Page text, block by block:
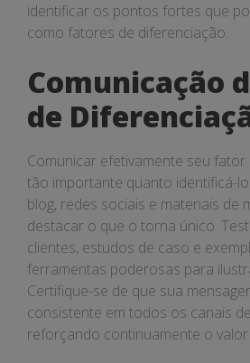
identificar os pontos fortes que
como fatores de diferenciação.
Comunicação
de
Comunicar efetivamente seu
tão importante quanto identificá-
blog, redes sociais e materiais de
destacar o que o torna único.
clientes, estudos de caso e
ferramentas poderosas para
Certifique-se de que sua
consistente em todos os canais
reforçando continuamente o